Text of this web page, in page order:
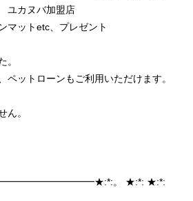
ユカヌバ加盟店
マットetc、プレゼント
。
ペットローンもご利用いただけます。
ん。
。 ★:*: ★:*: